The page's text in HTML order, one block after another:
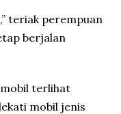
teriak perempuan
berjalan
terlihat
mobil jenis